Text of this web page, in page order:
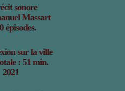
sonore
Massart
épisodes.
sur la ville
: 51 min.
2021